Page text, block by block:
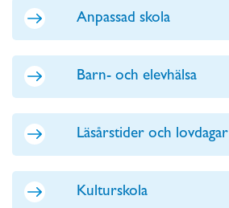
Anpassad skola
Barn- och elevhälsa
Läsårstider och lovdagar
Kulturskola